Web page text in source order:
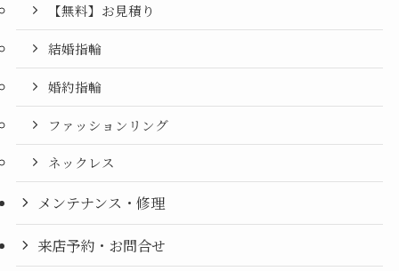
【無料】お見積り
結婚指輪
婚約指輪
ファッションリング
ネックレス
メンテナンス・修理
来店予約・お問合せ